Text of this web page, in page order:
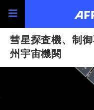
彗星探査機、制
州宇宙機関